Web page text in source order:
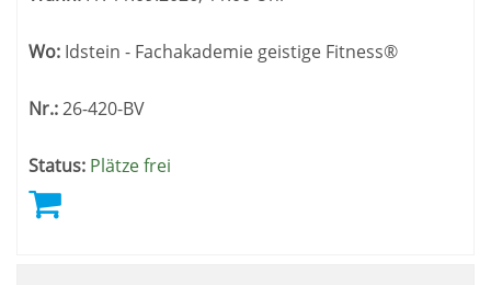
Wo: Idstein - Fachakademie geistige Fitness®
Nr.:26-420-BV
Status: Plätze frei